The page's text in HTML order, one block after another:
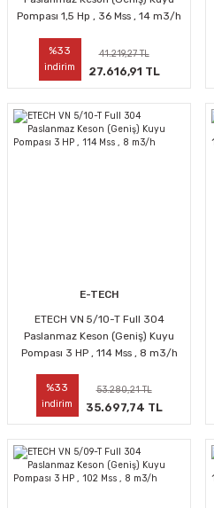
Pompası 1,5 Hp , 36 Mss , 14 m3/h
%33
indirim
41.219,27 TL
27.616,91 TL
E-TECH
ETECH VN 5/10-T Full 304
Paslanmaz Keson (Geniş) Kuyu
Pompası 3 HP , 114 Mss , 8 m3/h
%33
indirim
53.280,21 TL
35.697,74 TL